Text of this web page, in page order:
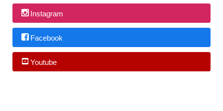
Instagram
Facebook
Youtube